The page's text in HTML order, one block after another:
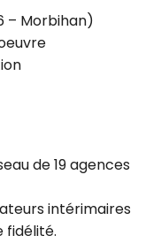
– Morbihan)
de 19 agences
intérimaires
fidélité.